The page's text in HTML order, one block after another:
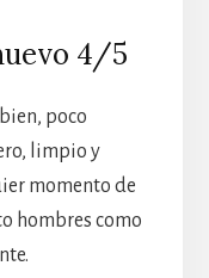
4/5
poco
limpio y
momento de
hombres como